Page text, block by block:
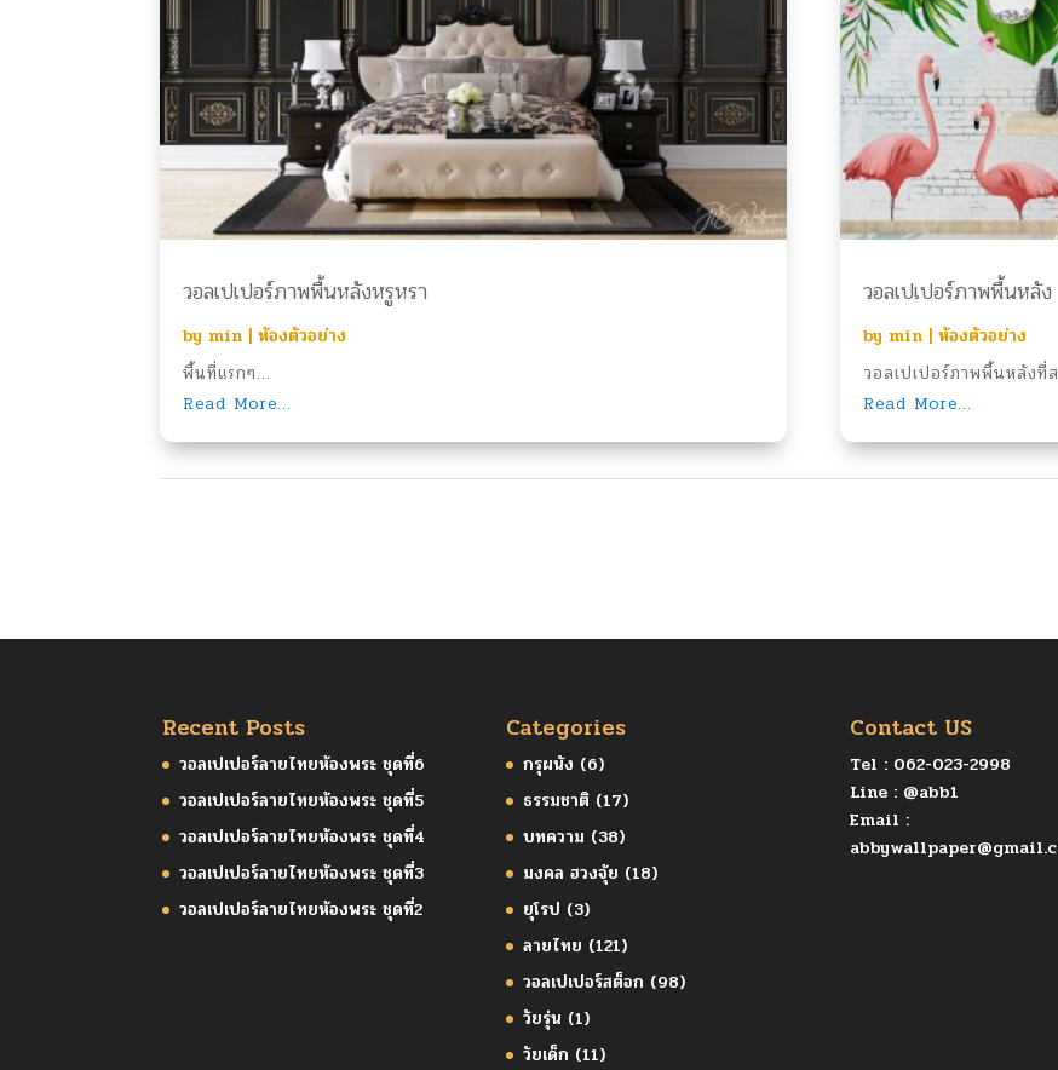
วอลเปเปอร์ภาพพื้นหลังหรูหรา
by min | ห้องตัวอย่าง
พื้นที่แรกๆ...
Read More...
วอลเปเปอร์ภาพพื้นหลัง
by min| ห้องตัวอย่าง
วอลเปเปอร์ภาพพื้นหลังที่
Read More...
Recent Posts
วอลเปเปอร์ลายไทยห้องพระ ชุดที่6
วอลเปเปอร์ลายไทยห้องพระ ชุดที่5
วอลเปเปอร์ลายไทยห้องพระ ชุดที่4
วอลเปเปอร์ลายไทยห้องพระ ชุดที่3
วอลเปเปอร์ลายไทยห้องพระ ชุดที่2
Categories
กรุผนัง (6)
ธรรมชาติ(17)
บทความ (38)
มงคล ฮวงจุ้ย (18)
ยุโรป (3)
ลายไทย (121)
วอลเปเปอร์สต็อก (98)
วัยรุ่น (1)
วัยเด็ก (11)
Contact US
Tel : 062-023-2998
Line : @abb1
Email :